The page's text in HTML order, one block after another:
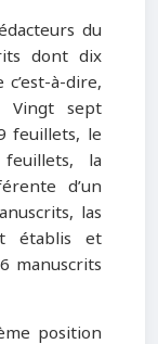
du
dont dix
à-dire,
Vingt sept
feuillets, le
la
d’un
las
établis et
manuscrits
position